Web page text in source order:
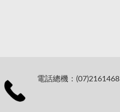
電話總機：(07)2161468